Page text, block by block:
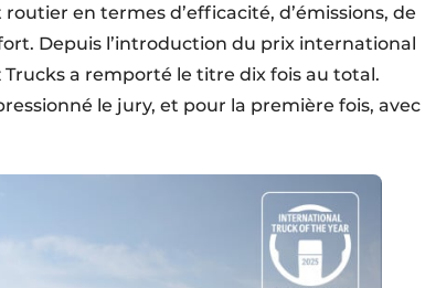
en termes d’efficacité, d’émissions, de
Depuis l’introduction du prix international
Trucks a remporté le titre dix fois au total.
le jury, et pour la première fois, avec